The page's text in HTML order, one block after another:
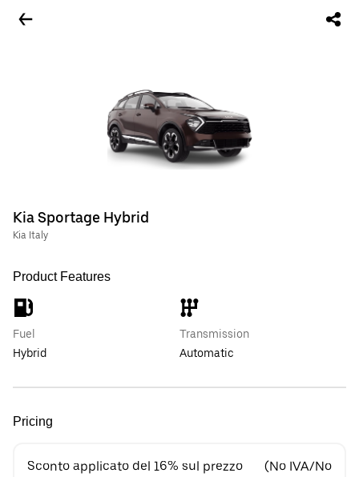
Kia Sportage Hybrid
Kia Italy
Product Features
Fuel
Hybrid
Transmission
Automatic
Pricing
Sconto applicato del 16% sul prezzo
(No IVA/No